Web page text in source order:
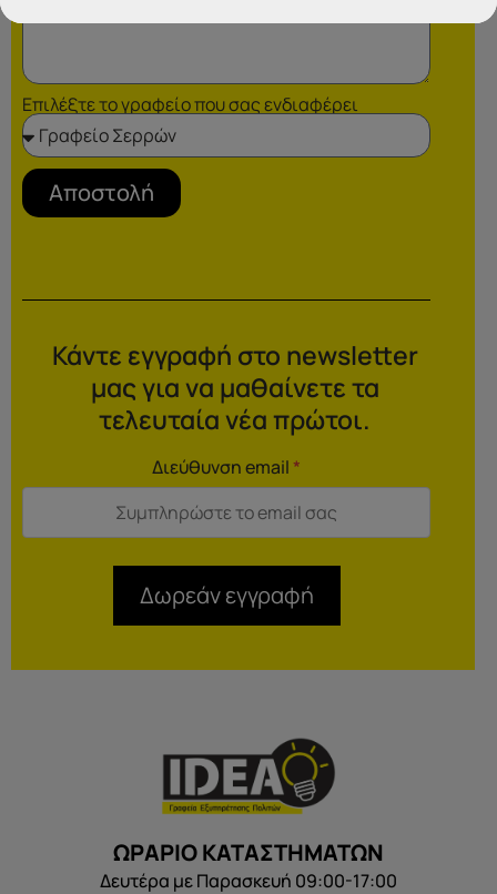
Επιλέξτε το γραφείο που σας ενδιαφέρει
Αποστολή
Κάντε εγγραφή στο newsletter
μας για να μαθαίνετε τα
τελευταία νέα πρώτοι.
Διεύθυνση email*
Δωρεάν εγγραφή
ΩΡΑΡΙΟ ΚΑΤΑΣΤΗΜΑΤΩΝ
Δευτέρα με Παρασκευή 09:00-17:00